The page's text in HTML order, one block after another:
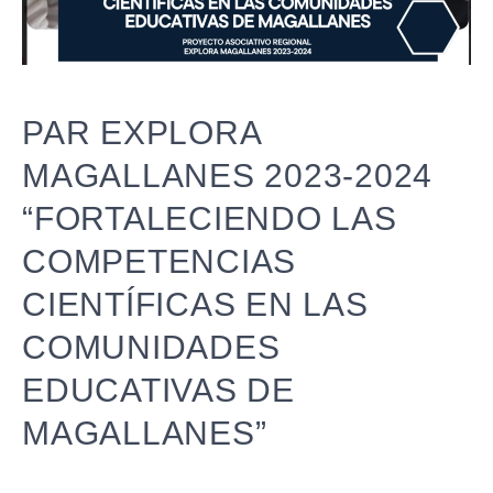
PAR EXPLORA
MAGALLANES 2023-2024
“FORTALECIENDO LAS
COMPETENCIAS
CIENTÍFICAS EN LAS
COMUNIDADES
EDUCATIVAS DE
MAGALLANES”